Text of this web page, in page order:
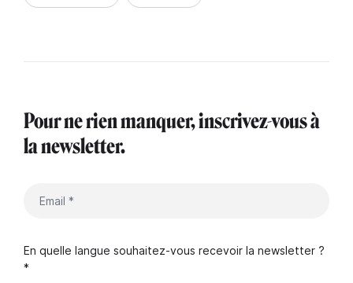
Pour ne rien manquer, inscrivez-vous à
la newsletter.
En quelle langue souhaitez-vous recevoir la newsletter ?
*